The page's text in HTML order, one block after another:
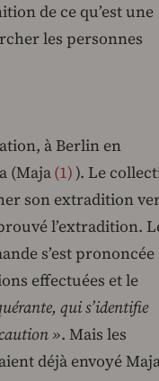
de ce qu’est une
les personnes
à Berlin en
(Maja 1 ). Le
son extradition
l’extradition.
s’est prononcée
effectuées et le
qui s’identifie
». Mais les
déjà envoyé